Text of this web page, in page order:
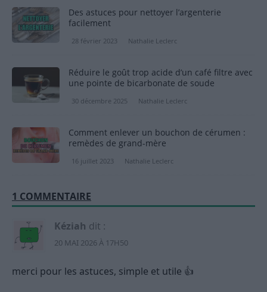
Des astuces pour nettoyer l’argenterie
facilement
28 février 2023 Nathalie Leclerc
Réduire le goût trop acide d’un café filtre avec
une pointe de bicarbonate de soude
30 décembre 2025 Nathalie Leclerc
Comment enlever un bouchon de cérumen :
remèdes de grand-mère
16 juillet 2023 Nathalie Leclerc
1 COMMENTAIRE
Kéziah dit :
20 MAI 2026 À 17H50
merci pour les astuces, simple et utile 👍